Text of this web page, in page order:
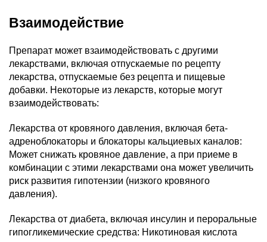
Взаимодействие
Препарат может взаимодействовать с другими
лекарствами, включая отпускаемые по рецепту
лекарства, отпускаемые без рецепта и пищевые
добавки. Некоторые из лекарств, которые могут
взаимодействовать:
Лекарства от кровяного давления, включая бета-
адреноблокаторы и блокаторы кальциевых каналов:
Может снижать кровяное давление, а при приеме в
комбинации с этими лекарствами она может увеличить
риск развития гипотензии (низкого кровяного
давления).
Лекарства от диабета, включая инсулин и пероральные
гипогликемические средства: Никотиновая кислота